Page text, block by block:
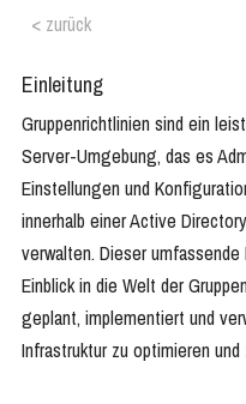
< zurück
Einleitung
Gruppenrichtlinien sind ein
Server-Umgebung, das es
Einstellungen und
innerhalb einer Active
verwalten. Dieser
Einblick in die Welt der
geplant, implementiert und
Infrastruktur zu optimieren und